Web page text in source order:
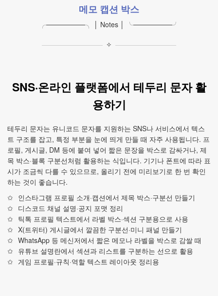
메모 캡션 박스
╭────────╮ │ Notes │ ╰────────╯
✧
SNS·온라인 플랫폼에서 테두리 문자 활
용하기
테두리 문자는 유니코드 문자를 지원하는 SNS나 서비스에서 텍스
트 구조를 잡고, 특정 부분을 눈에 띄게 만들 때 자주 사용됩니다. 프
로필, 게시글, DM 등에 붙여 넣어 짧은 문장을 박스로 감싸거나, 제
목 박스·블록 구분선처럼 활용하는 식입니다. 기기나 폰트에 따라 표
시가 조금씩 다를 수 있으므로, 올리기 전에 미리보기로 한 번 확인
하는 것이 좋습니다.
인스타그램 프로필 소개·캡션에서 제목 박스·구분선 만들기
디스코드 채널 설명·공지 포맷 정리
틱톡 프로필 텍스트에서 라벨 박스·섹션 구분용으로 사용
X(트위터) 게시글에서 깔끔한 구분선·미니 패널 만들기
WhatsApp 등 메신저에서 짧은 메모나 라벨을 박스로 감쌀 때
유튜브 설명란에서 섹션과 리스트를 구분하는 선으로 활용
게임 프로필·규칙·역할 텍스트 레이아웃 정리용